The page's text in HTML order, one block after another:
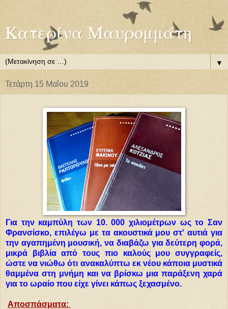
Κατερίνα Μαυρομμάτη
▼
Τετάρτη 15 Μαΐου 2019
Για την καμπύλη των 10. 000 χιλιομέτρων ως το Σαν
Φρανσίσκο, επιλέγω με τα ακουστικά μου στ' αυτιά για
την αγαπημένη μουσική, να διαβάζω για δεύτερη φορά,
μικρά βιβλία από τους πιο καλούς μου συγγραφείς,
ώστε να νιώθω ότι ανακαλύπτω εκ νέου κάποια μυστικά
θαμμένα στη μνήμη και να βρίσκω μια παράξενη χαρά
για το ωραίο που είχε γίνει κάπως ξεχασμένο.
Αποσπάσματα: